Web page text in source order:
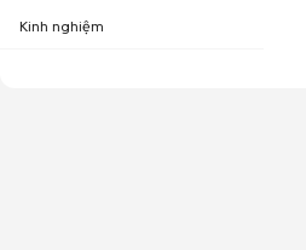
Kinh nghiệm